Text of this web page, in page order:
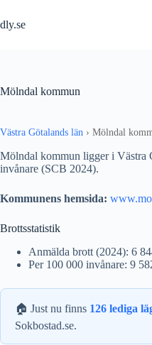
till
innehåll
dly.se
Mölndal kommun
Västra Götalands län › Mölndal
Mölndal kommun ligger i Västra
invånare (SCB 2024).
Kommunens hemsida:
Brottsstatistik
Anmälda brott (2024): 6
Per 100 000 invånare: 9
🏠 Just nu finns 126 lediga
Sokbostad.se.